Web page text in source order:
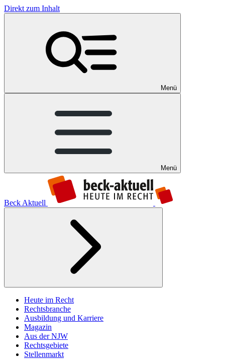
Direkt zum Inhalt
Menü
Menü
Beck Aktuell
Heute im Recht
Rechtsbranche
Ausbildung und Karriere
Magazin
Aus der NJW
Rechtsgebiete
Stellenmarkt